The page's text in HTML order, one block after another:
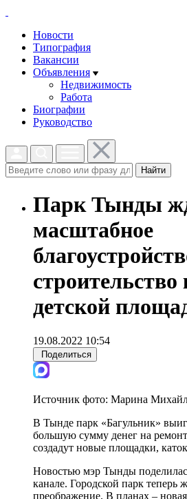
Новости
Типография
Вакансии
Объявления
Недвижимость
Работа
Биографии
Руководство
Найти
Парк Тынды
масштабное
строительство
детской
19.08.2022 10:54
Поделиться
Источник фото: Марина
В Тынде парк «Багульник»
большую сумму денег на
создадут новые площадки,
Новостью мэр Тынды
канале. Городской парк теперь
преображение. В планах –